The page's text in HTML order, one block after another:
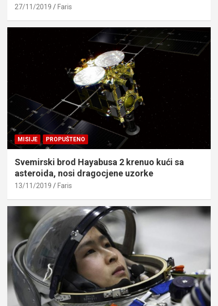
27/11/2019 Faris
MISIJE PROPUŠTENO
Svemirski brod Hayabusa 2 krenuo kući sa
asteroida, nosi dragocjene uzorke
13/11/2019 Faris